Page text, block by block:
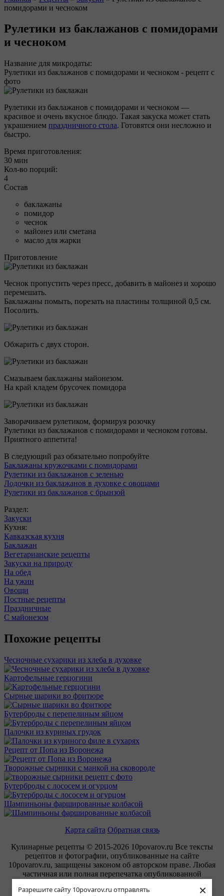
Разрешите сайту 10povarov.ru отправлять
×
Вы здесь
помидорами и чесноком
Рулетики из баклажанов с помидорами
и чесноком
Название для микродаты:
Рулетики из баклажанов с помидорами и чесноком - рецепт с
фото
Рулетики из баклажанов с помидорами и чесноком —
красивое и очень вкусное блюдо. Такая закуска может стать
украшением праздничного стола. Готовятся они несложно и
быстро.
Время приготовления:
30 мин
Кол-во порций:
4
Состав
баклажаны
помидор
чеснок
майонез или сметана
масло для жарки
Приготовление
Чеснок пропустить через пресс, добавить в майонез и хорошо
перемешать.
Баклажаны помыть, порезать на пластины толщиной 0,5 см.
Посолить.
Обжарить с двух сторон.
Смазываем баклажаны майонезом.
На край кладем брусочек помидора
Заворачиваем рулетиком, формируя розочку
Рулетики из баклажанов с помидорами и чесноком готовы.
Приятного аппетита!
В следующий раз обязательно попробуйте
Баклажаны кружочками с помидорами
Рулетики из баклажанов с зеленью
Лодочки из баклажанов в духовке с овощами
Рулетики из баклажанов с брынзой
Раздел:
Закуски
Кухня:
Кавказская кухня
Баклажан
Вегетарианские рецепты
Закуски на природу
На обед
На ужин
Овощи
Постные рецепты
Праздничные
С майонезом
Похожие рецепты
Чесночные сухарики из хлеба в духовке
Картофельные герцогини
Сырные шарики во фритюре
Бутерброды с перепелиным яйцом
Палочки из куриных грудок
Рецепт от Попа из Воронежа
Творожные сырники с манкой на сковороде
Бутерброды с лососем и огурцом
Шампиньоны фаршированные колбасой
Карта сайта Обратная связь
Кулинарные рецепты © 2015-2026 10povarov.ru Все тексты
рецептов и фотографии, опубликованные на сайте
10povarov.ru, защищены законом об авторском праве. Любая
частичная или полная перепечатка опубликованной